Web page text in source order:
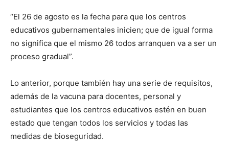
“El 26 de agosto es la fecha para que los centros
educativos gubernamentales inicien; que de igual forma
no significa que el mismo 26 todos arranquen va a ser un
proceso gradual”.
Lo anterior, porque también hay una serie de requisitos,
además de la vacuna para docentes, personal y
estudiantes que los centros educativos estén en buen
estado que tengan todos los servicios y todas las
medidas de bioseguridad.